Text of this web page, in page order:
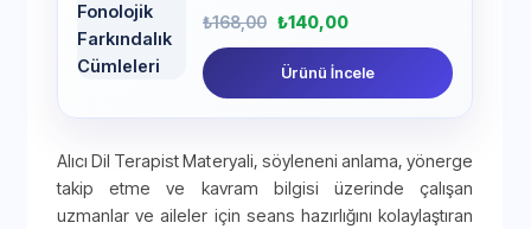
₺168,00 ₺140,00
Ürünü İncele
Alıcı Dil Terapist Materyali, söyleneni anlama, yönerge
takip etme ve kavram bilgisi üzerinde çalışan
uzmanlar ve aileler için seans hazırlığını kolaylaştıran